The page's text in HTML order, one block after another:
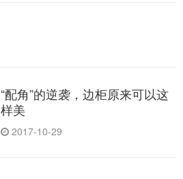
“配角”的逆袭，边柜原来可以这
样美
2017-10-29